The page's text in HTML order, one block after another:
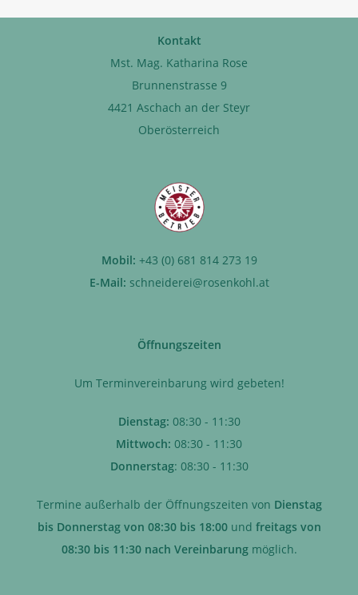
Kontakt
Mst. Mag. Katharina Rose
Brunnenstrasse 9
4421 Aschach an der Steyr
Oberösterreich
Mobil: +43 (0) 681 814 273 19
E-Mail: schneiderei@rosenkohl.at
Öffnungszeiten
Um Terminvereinbarung wird gebeten!
Dienstag: 08:30 - 11:30
Mittwoch: 08:30 - 11:30
Donnerstag: 08:30 - 11:30
Termine außerhalb der Öffnungszeiten von Dienstag
bis Donnerstag von 08:30 bis 18:00und freitags von
08:30 bis 11:30 nach Vereinbarungmöglich.